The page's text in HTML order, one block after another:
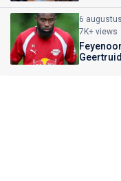
6 augustus
7K+ views